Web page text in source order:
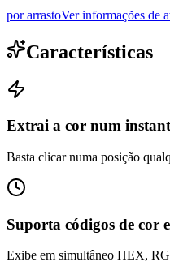
por arrastoVer informações de
Características
Extrai a cor num
Basta clicar numa posição
Suporta códigos de cor
Exibe em simultâneo HEX,